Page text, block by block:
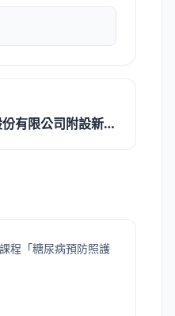
樂銓管理顧問股份有限公司附設新北市私立樂銓居家長照機構